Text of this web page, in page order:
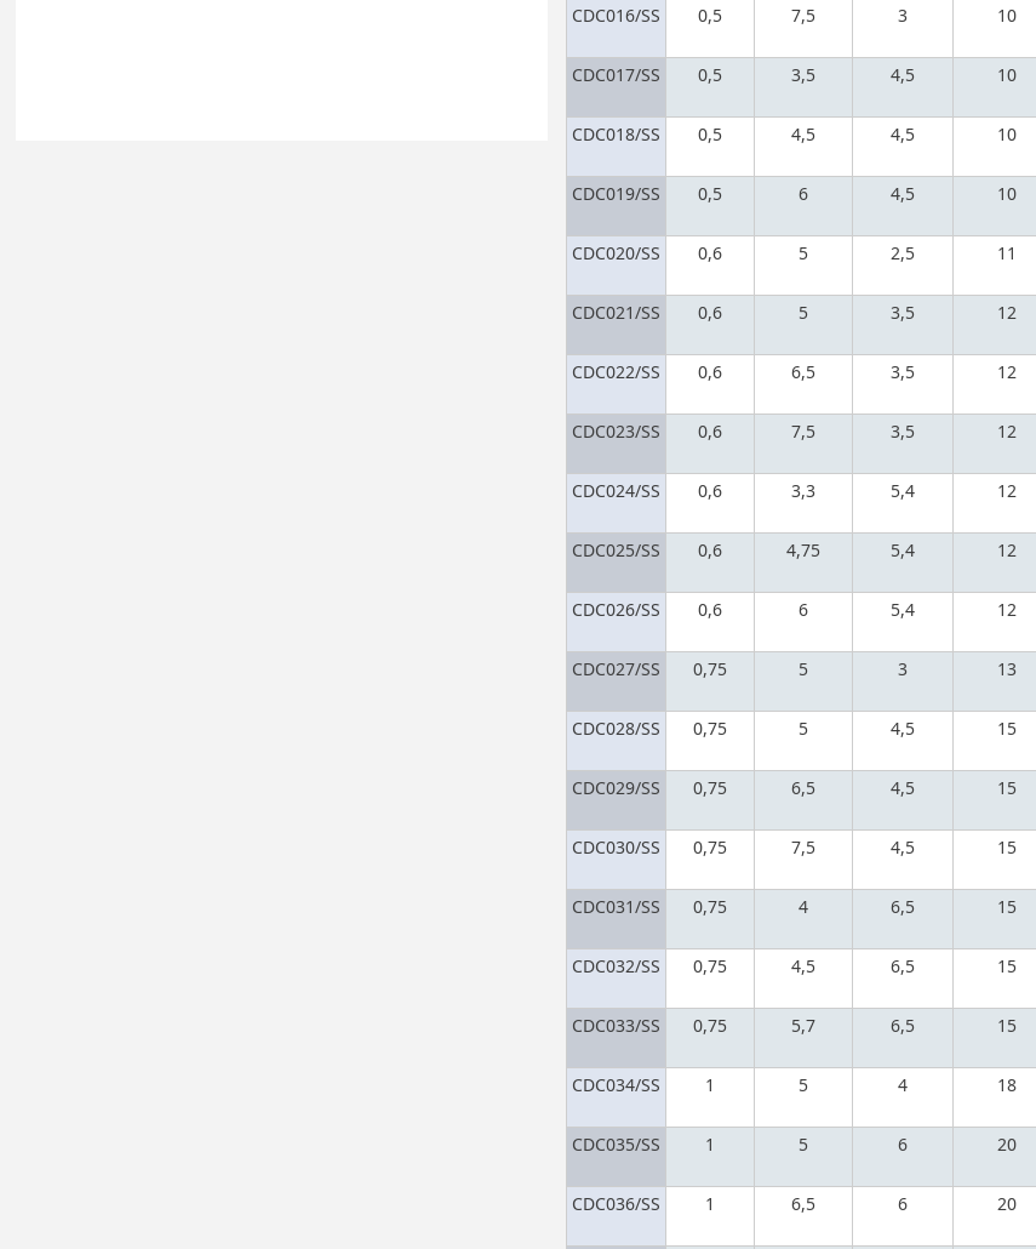
CDC016/SS
0,5 7,5 3 10
CDC017/SS
0,5 3,5 4,5 10
CDC018/SS
0,5 4,5 4,5 10
CDC019/SS
0,5 6 4,5 10
CDC020/SS
0,6 5 2,5 11
CDC021/SS
0,6 5 3,5 12
CDC022/SS
0,6 6,5 3,5 12
CDC023/SS
0,6 7,5 3,5 12
CDC024/SS
0,6 3,3 5,4 12
CDC025/SS
0,6 4,75 5,4 12
CDC026/SS
0,6 6 5,4 12
CDC027/SS
0,75 5 3 13
CDC028/SS
0,75 5 4,5 15
CDC029/SS
0,75 6,5 4,5 15
CDC030/SS
0,75 7,5 4,5 15
CDC031/SS
0,75 4 6,5 15
CDC032/SS
0,75 4,5 6,5 15
CDC033/SS
0,75 5,7 6,5 15
CDC034/SS
1 5 4 18
CDC035/SS
1 5 6 20
CDC036/SS
1 6,5 6 20